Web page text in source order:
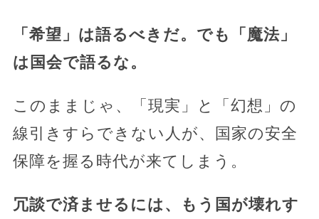
「希望」は語るべきだ。でも「魔法」
は国会で語るな。
このままじゃ、「現実」と「幻想」の
線引きすらできない人が、国家の安全
保障を握る時代が来てしまう。
冗談で済ませるには、もう国が壊れす